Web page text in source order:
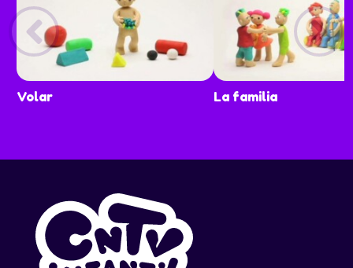
Volar La familia